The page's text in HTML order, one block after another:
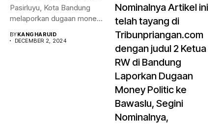
Pasirluyu, Kota Bandung
melaporkan dugaan money
BYKANGHARUID
DECEMBER 2, 2024
Nominalnya Artikel ini
telah tayang di
Tribunpriangan.com
dengan judul 2 Ketua
RW di Bandung
Laporkan Dugaan
Money Politic ke
Bawaslu, Segini
Nominalnya,